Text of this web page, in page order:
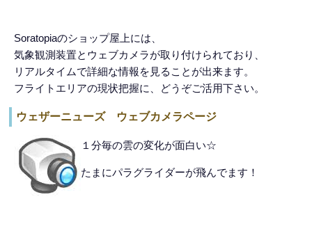
Soratopiaのショップ屋上には、
気象観測装置とウェブカメラが取り付けられており、
リアルタイムで詳細な情報を見ることが出来ます。
フライトエリアの現状把握に、どうぞご活用下さい。
ウェザーニューズ ウェブカメラページ
１分毎の雲の変化が面白い☆
たまにパラグライダーが飛んでます！